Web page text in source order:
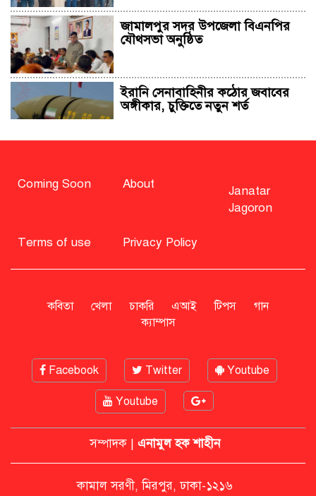
জামালপুর সদর উপজেলা বিএনপির
যৌথসভা অনুষ্ঠিত
ইরানি সেনাবাহিনীর কঠোর জবাবের
অঙ্গীকার, চুক্তিতে নতুন শর্ত
মির্জা ফখরুলের প্রতিক্রিয়া
এনসিপি
রাষ্ট্রপতি অবসর সুবিধা কী পাবেন মো.
সাহাবুদ্দিন
মশার কয়েল জ্বালাতে বিস্ফোরণে দগ্ধ
পোশাকশ্রমিক দম্পতি
নিট প্রশ্নফাঁস নিয়ে নীরবতা ভাঙলেন
Coming Soon About
Janatar
Jagoron
Terms of use Privacy Policy
কবিতা খেলা চাকরি এআই টিপস
গান
ক্যাম্পাস
Facebook Twitter Youtube
Youtube
সম্পাদক | এনামুল হক শাহীন
কামাল সরণী, মিরপুর, ঢাকা-১২১৬